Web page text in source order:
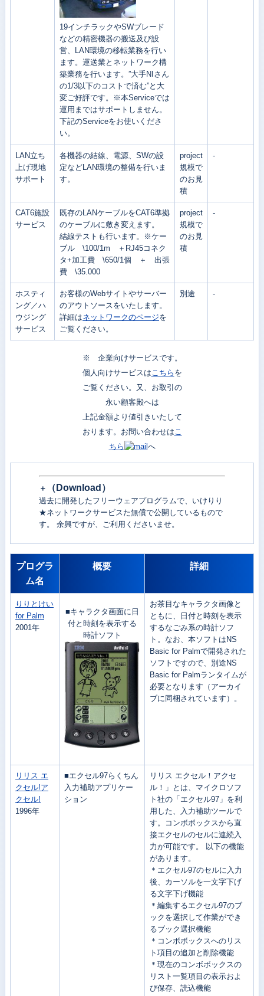
19インチラックやSWブレード
などの精密機器の搬送及び設
営、LAN環境の移転業務を行い
ます。運送業とネットワーク構
築業務を行います。”大手NIさん
の1/3以下のコストで済む”と大
変ご好評です。※本Serviceでは
運用まではサポートしません。
下記のServiceをお使いくださ
い。
LAN立ち
上げ現地
サポート
各機器の結線、電源、SWの設
定などLAN環境の整備を行いま
す。
project
規模で
のお見
積
-
CAT6施設
サービス
既存のLANケーブルをCAT6準拠
のケーブルに敷き変えます。
結線テストも行います。※ケー
ブル \100/1m ＋RJ45コネク
タ+加工費 \650/1個 ＋ 出張
費 \35.000
project
規模で
のお見
積
-
ホスティ
ング／ハ
ウジング
サービス
お客様のWebサイトやサーバー
のアウトソースをいたします。
詳細はネットワークのページを
ご覧ください。
別途 -
※ 企業向けサービスです。
個人向けサービスは こちら を
ご覧ください。又、お取引の
永い顧客殿へは
上記金額より値引きいたして
おります。お問い合わせは こ
ちら
へ
＋ （ Download）
過去に開発したフリーウェアプログラムで、いけりり
★ネットワークサービスた無償で公開しているもので
す。 余興ですが、ご利用くださいませ。
プログラ
ム名
概要 詳細
りりとけい
for Palm
2001年
■キャラクタ画面に日
付と時刻を表示する
時計ソフト
お茶目なキャラクタ画像と
ともに、日付と時刻を表示
するなごみ系の時計ソフ
ト。なお、本ソフトはNS
Basic for Palmで開発された
ソフトですので、別途NS
Basic for Palmランタイムが
必要となります（アーカイ
ブに同梱されています）。
リリス エ
クセル!ア
クセル!
1996年
■エクセル97らくちん
入力補助アプリケー
ション
リリス エクセル！アクセ
ル！」とは、マイクロソフ
ト社の「エクセル97」を利
用した、入力補助ツールで
す。コンボボックスから直
接エクセルのセルに連続入
力が可能です。 以下の機能
があります。
＊エクセル97のセルに入力
後、カーソルを一文字下げ
る文字下げ機能
＊編集するエクセル97のブ
ックを選択して作業ができ
るブック選択機能
＊コンボボックスへのリス
ト項目の追加と削除機能
＊現在のコンボボックスの
リスト一覧項目の表示およ
び保存、読込機能